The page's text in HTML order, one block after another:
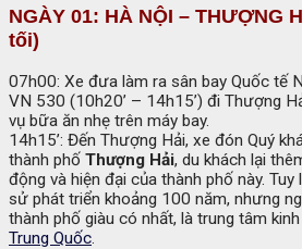
NGÀY 01: HÀ NỘI – THƯỢNG
tối)
07h00: Xe đưa làm ra sân bay Quốc tế
VN 530 (10h20’ – 14h15’) đi Thượng
vụ bữa ăn nhẹ trên máy bay.
14h15’: Đến Thượng Hải, xe đón Quý
thành phố Thượng Hải, du khách lại
động và hiện đại của thành phố này.
sử phát triển khoảng 100 năm, nhưng
thành phố giàu có nhất, là trung tâm
Trung Quốc.